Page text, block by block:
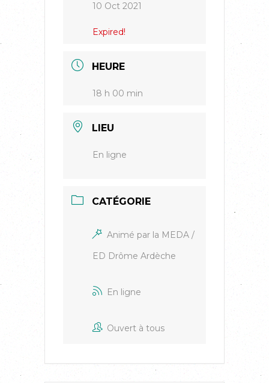
10 Oct 2021
Expired!
HEURE
18 h 00 min
LIEU
En ligne
CATÉGORIE
Animé par la MEDA /
ED Drôme Ardèche
En ligne
Ouvert à tous